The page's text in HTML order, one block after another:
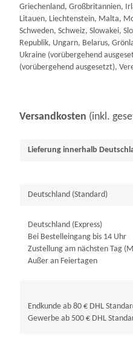
Griechenland, Großbritannien,
Litauen, Liechtenstein, Malta,
Schweden, Schweiz, Slowakei,
Republik, Ungarn, Belarus,
Ukraine (vorübergehend
(vorübergehend ausgesetzt),
Versandkosten (inkl.
Lieferung innerhalb
Deutschland (Standard)
Deutschland (Express)
Bei Bestelleingang bis 14 Uhr
Zustellung am nächsten Tag
Außer an Feiertagen
Endkunde ab 80 € DHL
Gewerbe ab 500 € DHL